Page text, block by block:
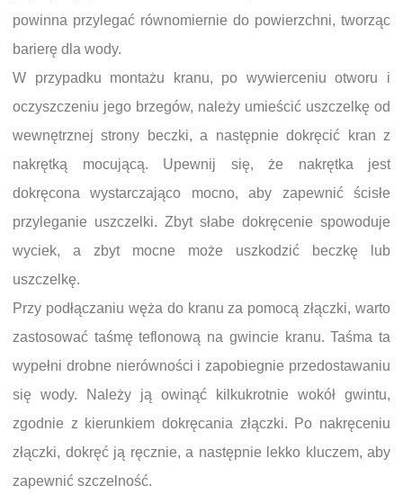
powinna przylegać równomiernie do powierzchni, tworząc
barierę dla wody.
W przypadku montażu kranu, po wywierceniu otworu i
oczyszczeniu jego brzegów, należy umieścić uszczelkę od
wewnętrznej strony beczki, a następnie dokręcić kran z
nakrętką mocującą. Upewnij się, że nakrętka jest
dokręcona wystarczająco mocno, aby zapewnić ścisłe
przyleganie uszczelki. Zbyt słabe dokręcenie spowoduje
wyciek, a zbyt mocne może uszkodzić beczkę lub
uszczelkę.
Przy podłączaniu węża do kranu za pomocą złączki, warto
zastosować taśmę teflonową na gwincie kranu. Taśma ta
wypełni drobne nierówności i zapobiegnie przedostawaniu
się wody. Należy ją owinąć kilkukrotnie wokół gwintu,
zgodnie z kierunkiem dokręcania złączki. Po nakręceniu
złączki, dokręć ją ręcznie, a następnie lekko kluczem, aby
zapewnić szczelność.